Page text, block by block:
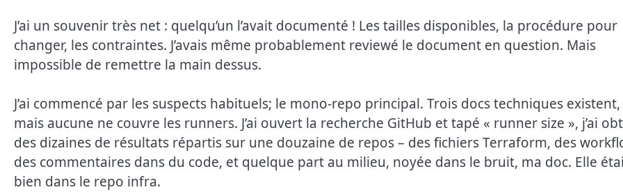
J’ai un souvenir très net : quelqu’un l’avait documenté ! Les tailles disponibles, la procédure pour
changer, les contraintes. J’avais même probablement reviewé le document en question. Mais
impossible de remettre la main dessus.
J’ai commencé par les suspects habituels; le mono-repo principal. Trois docs techniques existent,
mais aucune ne couvre les runners. J’ai ouvert la recherche GitHub et tapé « runner size », j’ai
des dizaines de résultats répartis sur une douzaine de repos – des fichiers Terraform, des
des commentaires dans du code, et quelque part au milieu, noyée dans le bruit, ma doc. Elle
bien dans le repo infra.